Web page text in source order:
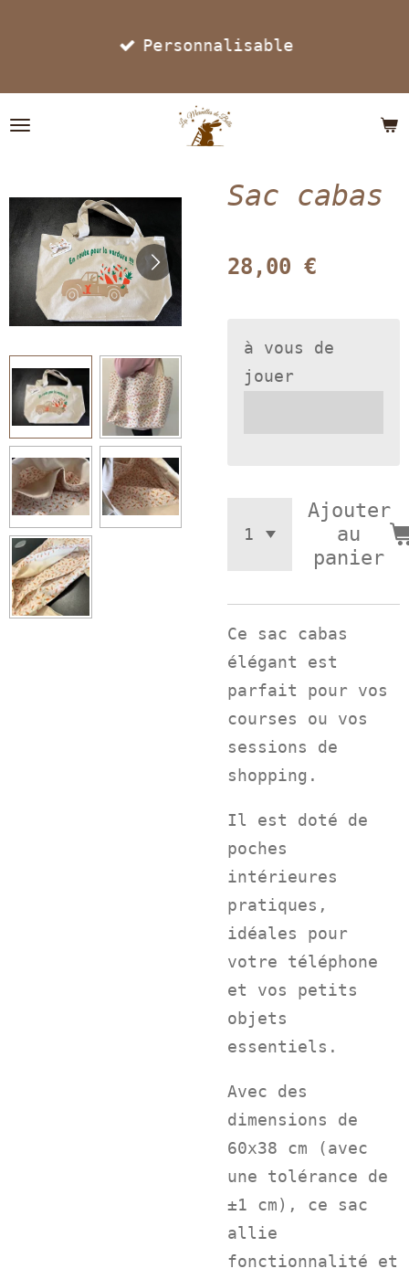
Personnalisable
Sac cabas
28,00 €
à vous de
jouer
Ajouter
au
panier
Ce sac cabas
élégant est
parfait pour vos
courses ou vos
sessions de
shopping.
Il est doté de
poches
intérieures
pratiques,
idéales pour
votre téléphone
et vos petits
objets
essentiels.
Avec des
dimensions de
60x38 cm (avec
une tolérance de
±1 cm), ce sac
allie
fonctionnalité et